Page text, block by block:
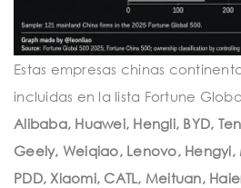
Estas empresas chinas
incluidas en la lista Fortune
Alibaba, Huawei, Hengli, BYD,
Geely, Weiqiao, Lenovo, Hengyi,
PDD, Xiaomi, CATL, Meituan,